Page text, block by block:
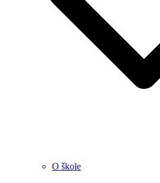
O škole